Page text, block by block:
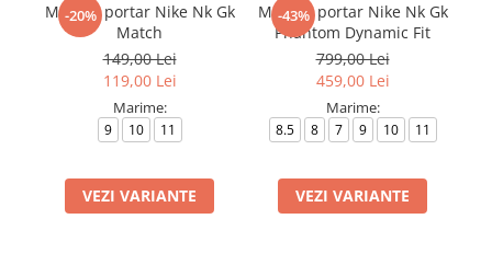
-20%
Manusi portar Nike Nk Gk
Match
149,00 Lei
119,00 Lei
Marime:
9 10 11
VEZI VARIANTE
-43%
Manusi portar Nike Nk Gk
Phantom Dynamic Fit
799,00 Lei
459,00 Lei
Marime:
8.5 8 7 9 10 11
VEZI VARIANTE